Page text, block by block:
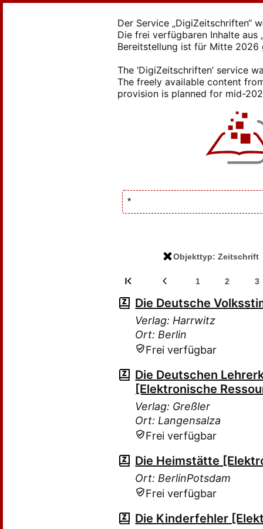
Der Service „DigiZeitschriften“
Die frei verfügbaren Inhalte aus
Bereitstellung ist für Mitte 2026
The ‘DigiZeitschriften’ service
The freely available content
provision is planned for mid-
Objekttyp: Zeitschrift
1 2 3
Die Deutsche
Verlag: Harrwitz
Ort: Berlin
Frei verfügbar
Die Deutschen
[Elektronische
Verlag: Greßler
Ort: Langensalza
Frei verfügbar
Die Heimstätte
Ort: BerlinPotsdam
Frei verfügbar
Die Kinderfehler